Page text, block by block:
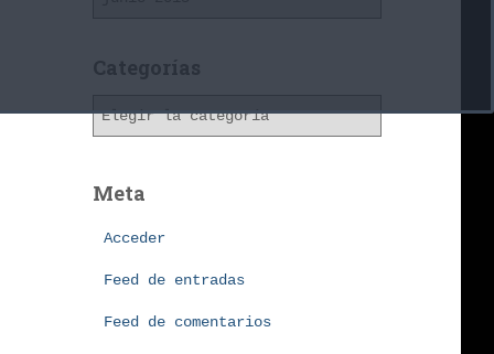
h
v
o
Categorías
g
Meta
Acceder
Feed de entradas
Feed de comentarios